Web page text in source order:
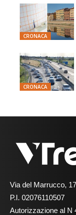
CRONACA
CRONACA
Via del Marrucco,
P.I. 02076110507
Autorizzazione al N